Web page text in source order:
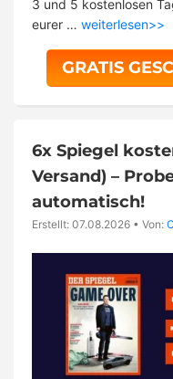
3 und 5 kostenlosen
eurer … weiterlesen>>
GRATIS
6x Spiegel
Versand) –
automatisch!
Erstellt: 07.08.2026 • Von: